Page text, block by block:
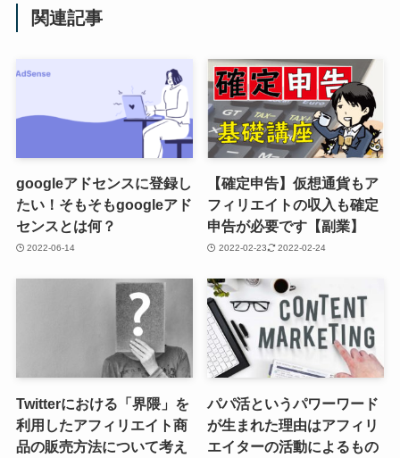
関連記事
googleアドセンスに登録し
たい！そもそもgoogleアド
センスとは何？
2022-06-14
【確定申告】仮想通貨もア
フィリエイトの収入も確定
申告が必要です【副業】
2022-02-23 2022-02-24
Twitterにおける「界隈」を
利用したアフィリエイト商
品の販売方法について考え
パパ活というパワーワード
が生まれた理由はアフィリ
エイターの活動によるもの